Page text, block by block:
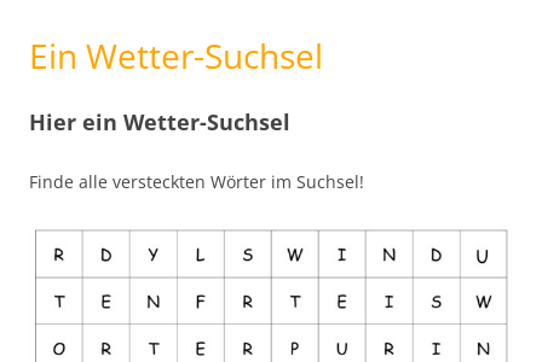
Ein Wetter-Suchsel
Hier ein Wetter-Suchsel
Finde alle versteckten Wörter im Suchsel!